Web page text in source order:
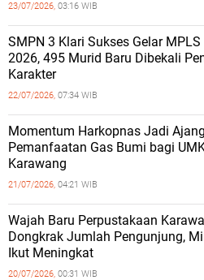
23/07/2026, 03:16 WIB
SMPN 3 Klari Sukses Gelar MPLS
2026, 495 Murid Baru Dibekali
Karakter
22/07/2026, 07:34 WIB
Momentum Harkopnas Jadi
Pemanfaatan Gas Bumi bagi
Karawang
21/07/2026, 04:21 WIB
Wajah Baru Perpustakaan
Dongkrak Jumlah Pengunjung,
Ikut Meningkat
20/07/2026, 00:31 WIB